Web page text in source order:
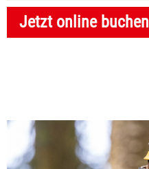
Jetzt online buchen